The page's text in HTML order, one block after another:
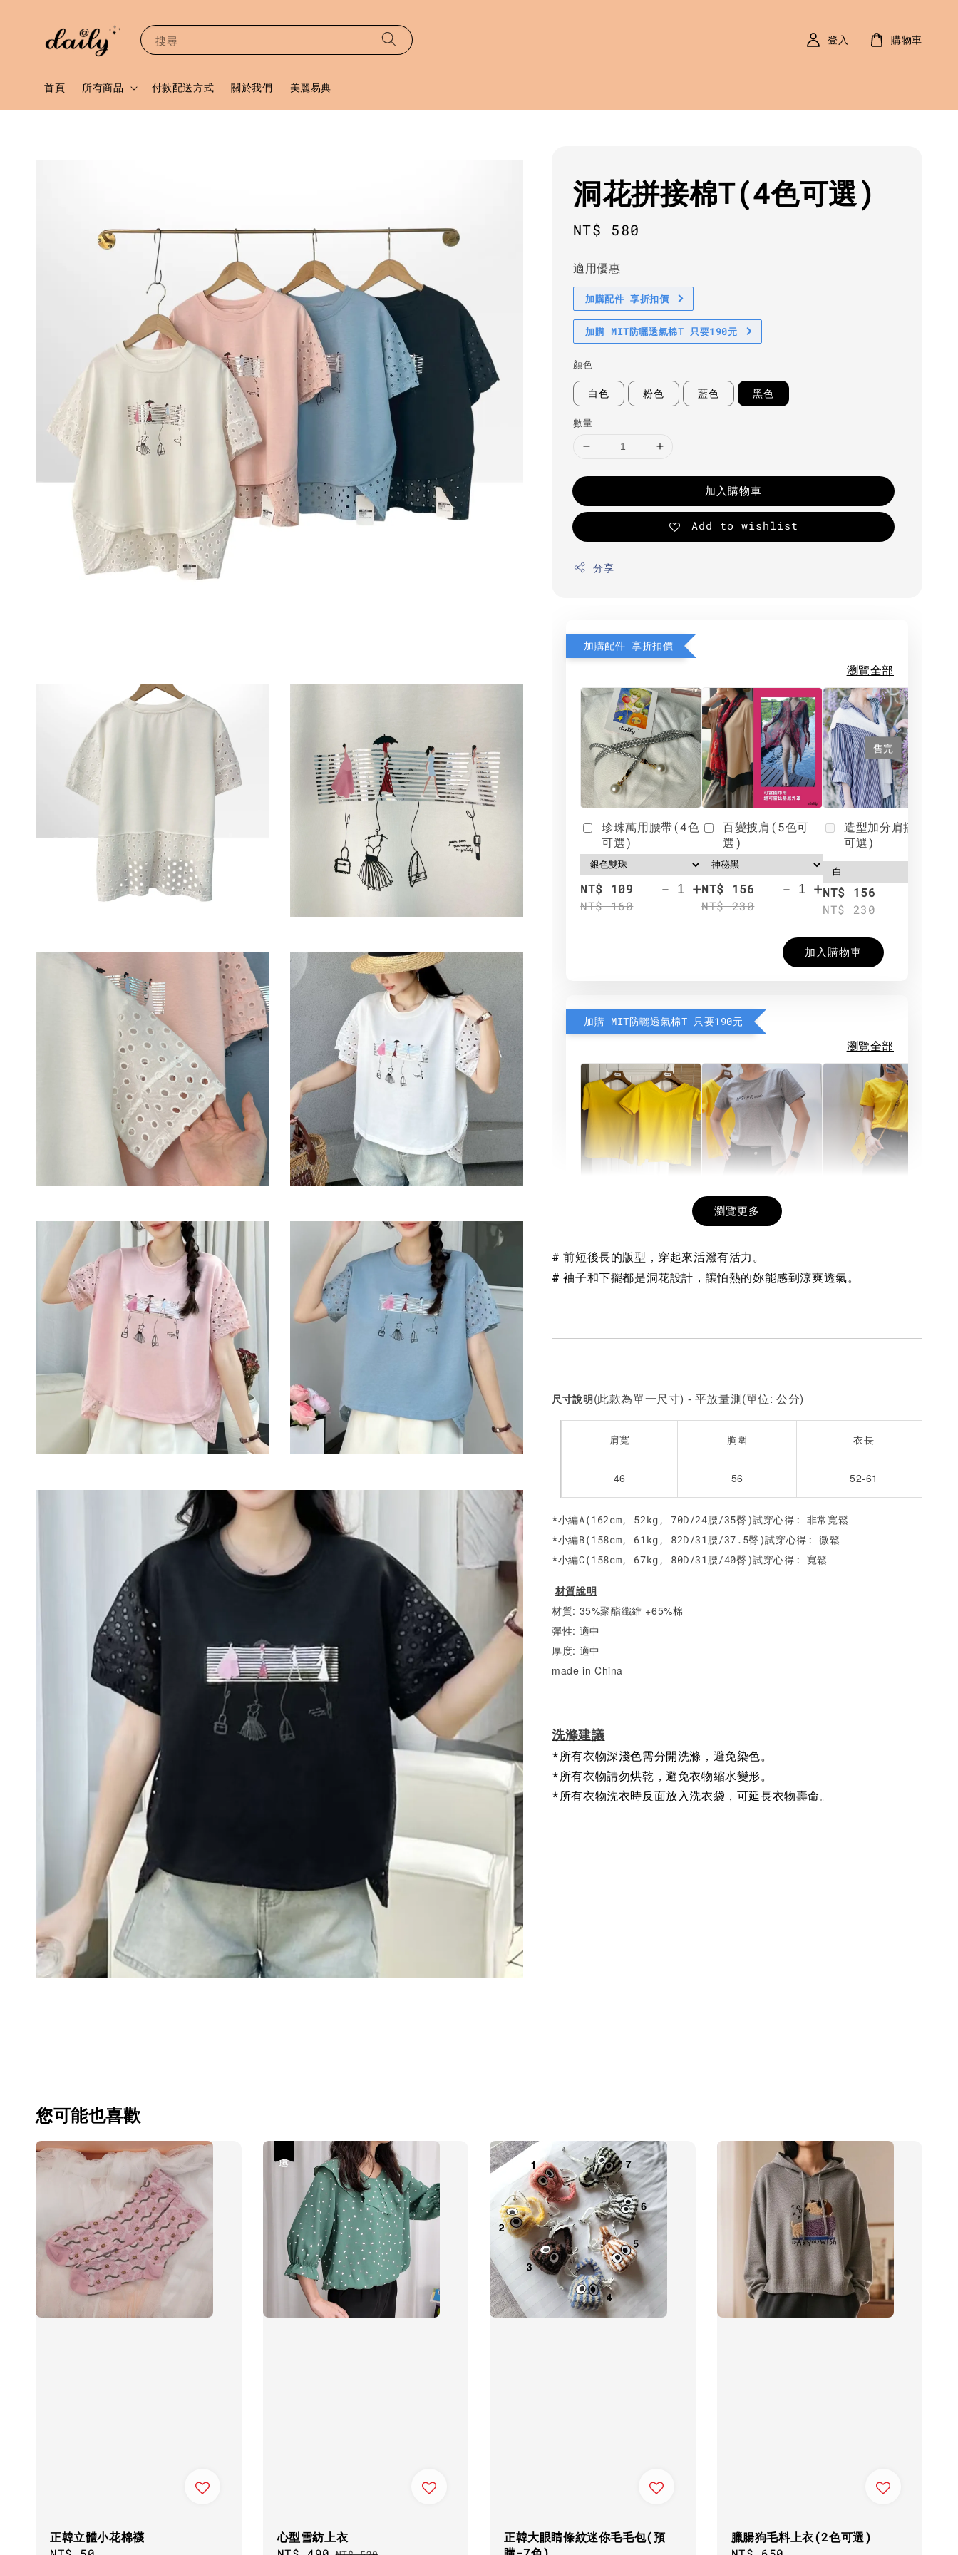
搜尋
首頁 所有商品 付款配送方式 關於我們 美麗易典
登入 購物車
洞花拼接棉T(4色可選)
Regular
NT$ 580
適用優惠
加購配件 享折扣價
加購 MIT防曬透氣棉T 只要190元
顏色
白色 粉色 藍色 黑色
數量
加入購物車
Add to wishlist
分享
加購配件 享折扣價
瀏覽全部
珍珠萬用腰帶(4色
可選)
NT$ 109
NT$ 160
- +
百變披肩(5色可
選)
NT$ 156
NT$ 230
- +
售完
造型加分肩搭(4色
可選)
NT$ 156
NT$ 230
加入購物車
加購 MIT防曬透氣棉T 只要190元
瀏覽全部
NT$ 190
NT$ 450
- +
希望相隨雙面T
NT$ 190
NT$ 450
NT$ 450
瀏覽更多
# 前短後長的版型，穿起來活潑有活力。
# 袖子和下擺都是洞花設計，讓怕熱的妳能感到涼爽透氣。
尺寸說明(此款為單一尺寸) - 平放量測(單位: 公分)
肩寬 胸圍 衣長
46 56 52-61
*小編A(162cm, 52kg, 70D/24腰/35臀)試穿心得: 非常寬鬆
*小編B(158cm, 61kg, 82D/31腰/37.5臀)試穿心得: 微鬆
*小編C(158cm, 67kg, 80D/31腰/40臀)試穿心得: 寬鬆
材質說明
材質: 35%聚酯纖維 +65%棉
彈性: 適中
厚度: 適中
made in China
洗滌建議
*所有衣物深淺色需分開洗滌，避免染色。
*所有衣物請勿烘乾，避免衣物縮水變形。
*所有衣物洗衣時反面放入洗衣袋，可延長衣物壽命。
您可能也喜歡
正韓立體小花棉襪
心型雪紡上衣
正韓大眼睛條紋迷你毛毛包(預
臘腸狗毛料上衣(2色可選)